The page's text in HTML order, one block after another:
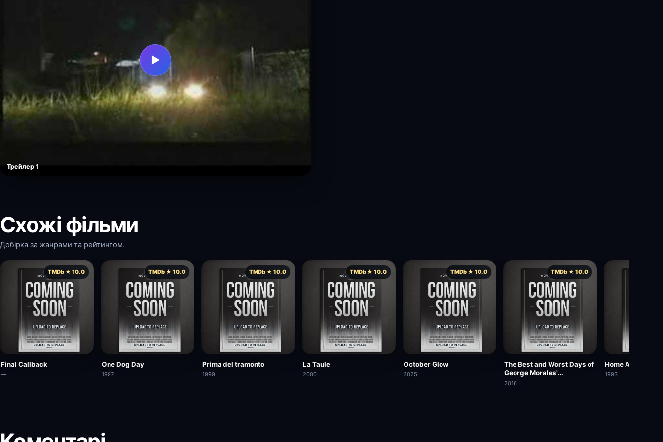
▶
Трейлер 1
Схожі фільми
Добірка за жанрами та рейтингом.
TMDb ★ 10.0
Final Callback
—
TMDb ★ 10.0
One Dog Day
1997
TMDb ★ 10.0
Prima del tramonto
1999
TMDb ★ 10.0
La Taule
2000
TMDb ★ 10.0
October Glow
2025
TMDb ★ 10.0
The Best and Worst Days of
George Morales'
Unnaturally Long Life
2016
Home Away from
1993